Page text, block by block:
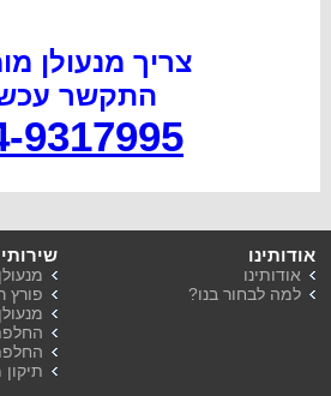
צריך מנעולן
התקשר
9317995
אודותינו
אודותינו
למה לבחור בנו?
מנעולן 24
פורץ
תיקון